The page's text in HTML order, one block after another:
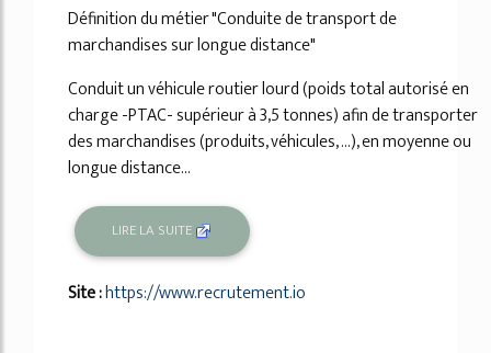
Définition du métier "Conduite de transport de
marchandises sur longue distance"
Conduit un véhicule routier lourd (poids total autorisé en
charge -PTAC- supérieur à 3,5 tonnes) afin de transporter
des marchandises (produits, véhicules, ...), en moyenne ou
longue distance...
LIRE LA SUITE
Site :https://www.recrutement.io